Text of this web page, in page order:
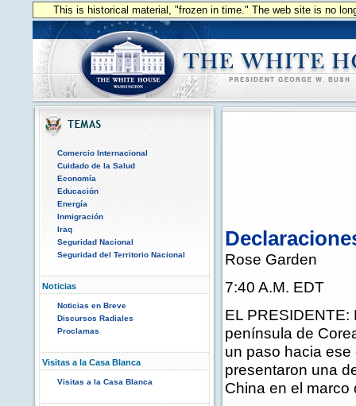
This is historical material, "frozen in time." The web site is no
Comercio Internacional
Cuidado de la Salud
Economía
Educación
Energía
Inmigración
Iraq
Seguridad Nacional
Seguridad del Territorio Nacional
Noticias
Noticias en Breve
Discursos Radiales
Proclamas
Visitas a la Casa Blanca
Visitas a la Casa Blanca
Rose Garden
7:40 A.M. EDT
EL
península de
un paso hacia
presentaron una
China en el